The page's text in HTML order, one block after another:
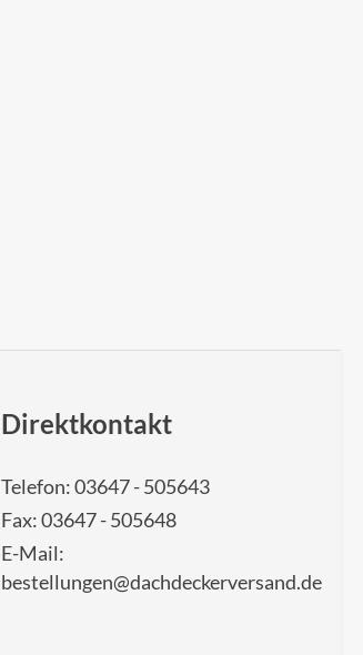
Direktkontakt
Telefon: 03647 - 505643
Fax: 03647 - 505648
E-Mail:
bestellungen@dachdeckerversand.de